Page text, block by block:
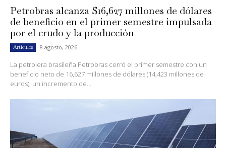
Petrobras alcanza $16,627 millones de dólares
de beneficio en el primer semestre impulsada
por el crudo y la producción
Artículos 8 agosto, 2026
La petrolera brasileña Petrobras cerró el primer semestre con un
beneficio neto de 16,627 millones de dólares (14,423 millones de
euros), un incremento de...